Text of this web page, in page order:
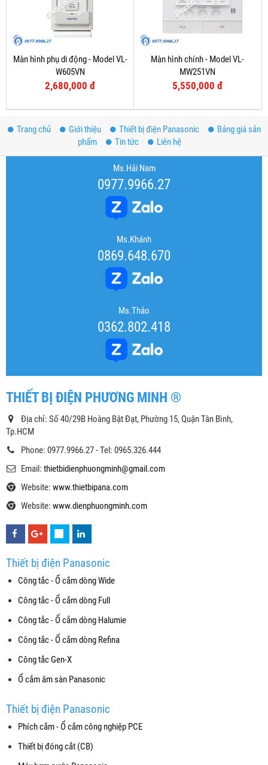
Màn hình phụ di động - Model VL-
W605VN
2,680,000 đ
Màn hình chính - Model VL-
MW251VN
5,550,000 đ
Trang chủ Giới thiệu Thiết bị điện Panasonic
Bảng giá sản
phẩm
Tin tức Liên hệ
Ms.Hải Nam
0977.9966.27
Ms.Khánh
0869.648.670
Ms.Thảo
0362.802.418
THIẾT BỊ ĐIỆN PHƯƠNG MINH ®
Địa chỉ: Số 40/29B Hoàng Bật Đạt, Phường 15, Quận Tân Bình,
Tp.HCM
Phone: 0977.9966.27 - Tel: 0965.326.444
Email: thietbidienphuongminh@gmail.com
Website: www.thietbipana.com
Website: www.dienphuongminh.com
Thiết bị điện Panasonic
Công tắc - Ổ cắm dòng Wide
Công tắc - Ổ cắm dòng Full
Công tắc - Ổ cắm dòng Halumie
Công tắc - Ổ cắm dòng Refina
Công tắc Gen-X
Ổ cắm âm sàn Panasonic
Thiết bị điện Panasonic
Phích cắm - Ổ cắm công nghiệp PCE
Thiết bị đóng cắt (CB)